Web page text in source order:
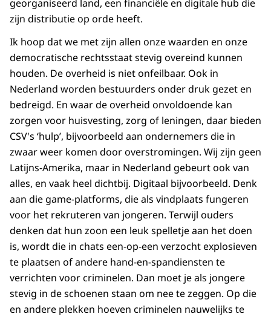
georganiseerd land, een financiële en digitale hub die
zijn distributie op orde heeft.
Ik hoop dat we met zijn allen onze waarden en onze
democratische rechtsstaat stevig overeind kunnen
houden. De overheid is niet onfeilbaar. Ook in
Nederland worden bestuurders onder druk gezet en
bedreigd. En waar de overheid onvoldoende kan
zorgen voor huisvesting, zorg of leningen, daar bieden
CSV's ‘hulp’, bijvoorbeeld aan ondernemers die in
zwaar weer komen door overstromingen. Wij zijn geen
Latijns-Amerika, maar in Nederland gebeurt ook van
alles, en vaak heel dichtbij. Digitaal bijvoorbeeld. Denk
aan die game-platforms, die als vindplaats fungeren
voor het rekruteren van jongeren. Terwijl ouders
denken dat hun zoon een leuk spelletje aan het doen
is, wordt die in chats een-op-een verzocht explosieven
te plaatsen of andere hand-en-spandiensten te
verrichten voor criminelen. Dan moet je als jongere
stevig in de schoenen staan om nee te zeggen. Op die
en andere plekken hoeven criminelen nauwelijks te